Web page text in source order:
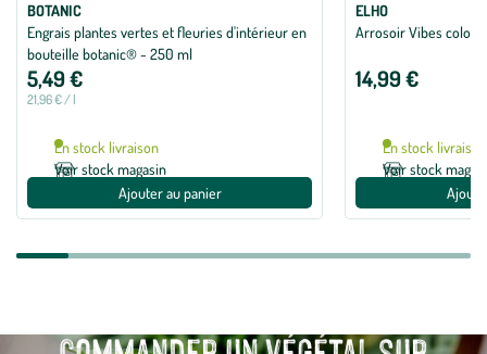
BOTANIC
Engrais plantes vertes et fleuries d'intérieur en
bouteille botanic® - 250 ml
5,49 €
21,96 € / l
En stock livraison
Voir stock magasin
Ajouter au panier
ELHO
Arrosoir Vibes coloris
14,99 €
En stock livraison
Voir stock